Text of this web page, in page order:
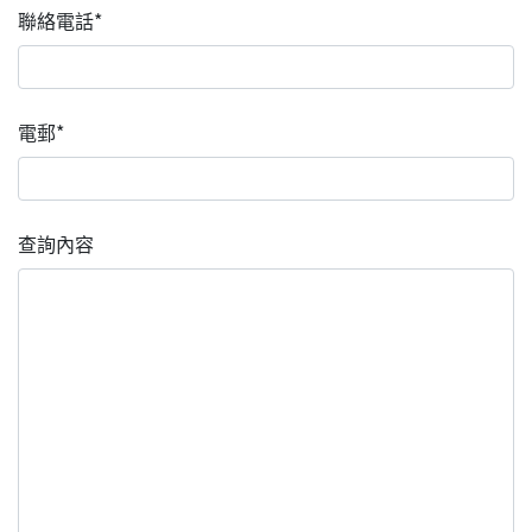
聯絡電話*
電郵*
查詢內容